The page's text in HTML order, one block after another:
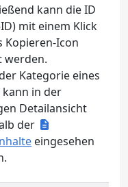
kann die ID
mit einem Klick
Kopieren-Icon
werden.
Kategorie eines
in der
Detailansicht
der
eingesehen